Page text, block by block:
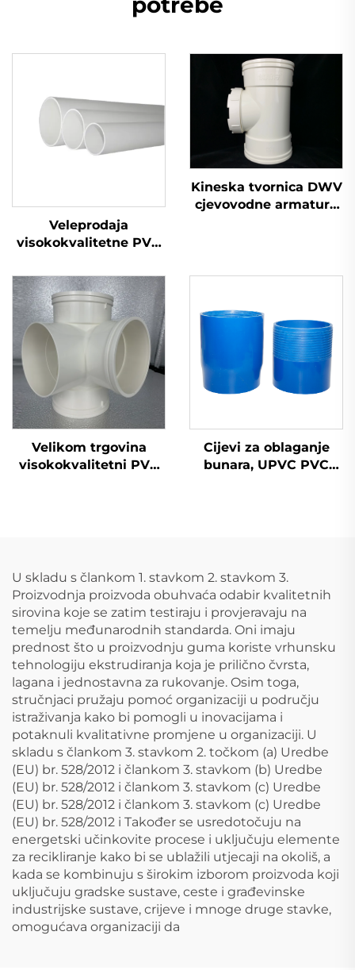
Veleprodaja
visokokvalitetne PVC
plastične cijevi UPVC
Kineska tvornica DWV
cjevovodne armature
armatura
Velikom trgovina
visokokvalitetni PVC
Cijevi za oblaganje
bunara, UPVC PVC
plastični proizvodi
U skladu s člankom 1. stavkom 2. stavkom 3.
Proizvodnja proizvoda obuhvaća odabir kvalitetnih
sirovina koje se zatim testiraju i provjeravaju na
temelju međunarodnih standarda. Oni imaju
prednost što u proizvodnju guma koriste vrhunsku
tehnologiju ekstrudiranja koja je prilično čvrsta,
lagana i jednostavna za rukovanje. Osim toga,
stručnjaci pružaju pomoć organizaciji u području
istraživanja kako bi pomogli u inovacijama i
potaknuli kvalitativne promjene u organizaciji. U
skladu s člankom 3. stavkom 2. točkom (a) Uredbe
(EU) br. 528/2012 i člankom 3. stavkom (b) Uredbe
(EU) br. 528/2012 i člankom 3. stavkom (c) Uredbe
(EU) br. 528/2012 i člankom 3. stavkom (c) Uredbe
(EU) br. 528/2012 i Također se usredotočuju na
energetski učinkovite procese i uključuju elemente
za recikliranje kako bi se ublažili utjecaji na okoliš, a
kada se kombinuju s širokim izborom proizvoda koji
uključuju gradske sustave, ceste i građevinske
industrijske sustave, crijeve i mnoge druge stavke,
omogućava organizaciji da